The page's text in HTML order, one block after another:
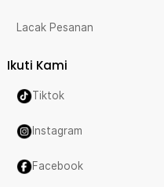
Lacak Pesanan
Ikuti Kami
Tiktok
Instagram
Facebook